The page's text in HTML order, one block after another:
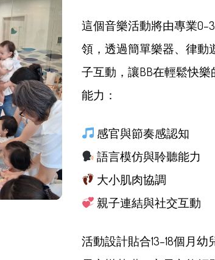
這個音樂活動將由專業
領，透過簡單樂器、律動
子互動，讓BB在輕鬆快
能力：
感官與節奏感認知
語言模仿與聆聽能力
大小肌肉協調
親子連結與社交互動
活動設計貼合13–18個月